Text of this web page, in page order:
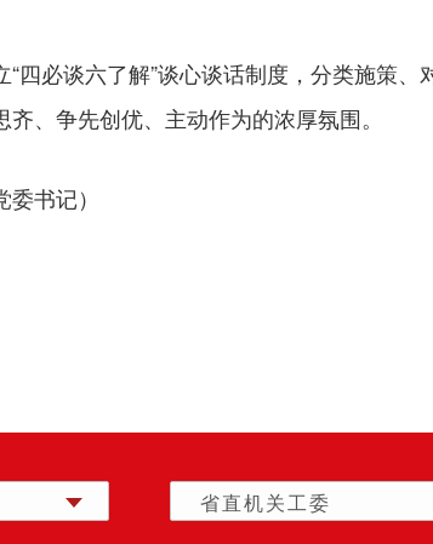
四必谈六了解”谈心谈话制度，分类施策
、争先创优、主动作为的浓厚氛围。
书记）
省直机关工委